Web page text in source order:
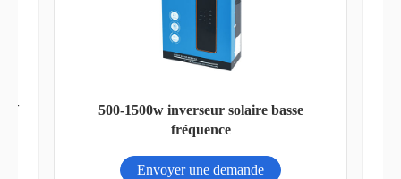
Réverbère LED haute qualité CCT
sélectionnable
Envoyer une demande